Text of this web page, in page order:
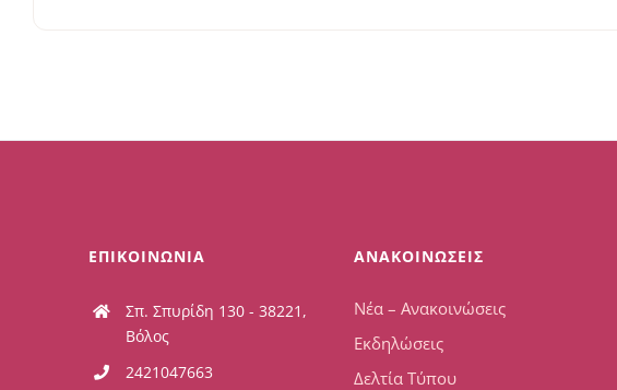
ΕΠΙΚΟΙΝΩΝΙΑ
Σπ. Σπυρίδη 130 - 38221,
Βόλος
2421047663
ΑΝΑΚΟΙΝΩΣΕΙΣ
Νέα – Ανακοινώσεις
Εκδηλώσεις
Δελτία Τύπου